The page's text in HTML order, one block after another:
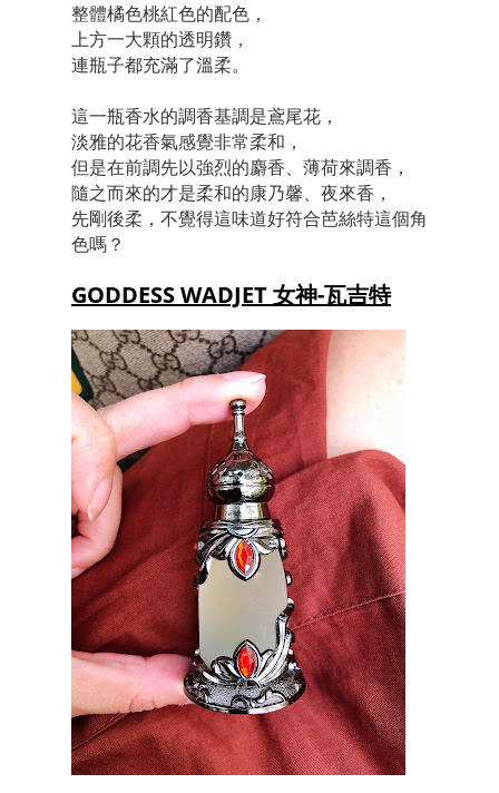
整體橘色桃紅色的配色，
上方一大顆的透明鑽，
連瓶子都充滿了溫柔。
這一瓶香水的調香基調是鳶尾花，
淡雅的花香氣感覺非常柔和，
但是在前調先以強烈的麝香、薄荷來調香，
隨之而來的才是柔和的康乃馨、夜來香，
先剛後柔，不覺得這味道好符合芭絲特這個角
色嗎？
GODDESS WADJET 女神-瓦吉特